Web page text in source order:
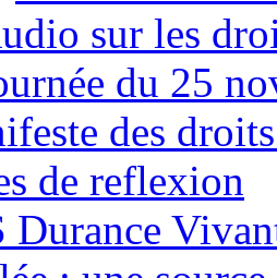
sur les
du 25
des
de reflexion
Durance